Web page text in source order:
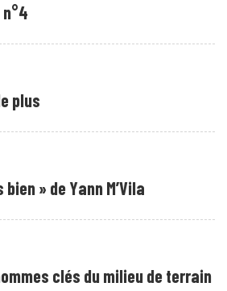
n°4
plus
» de Yann M’Vila
clés du milieu de terrain